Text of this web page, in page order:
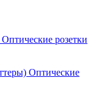
Оптические розетки
Оптические